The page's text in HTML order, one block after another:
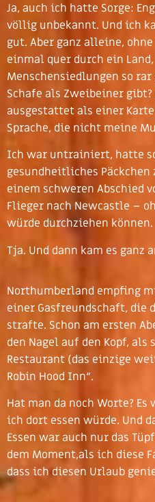
Ja, auch ich hatte Sorge:
völlig unbekannt. Und ich
gut. Aber ganz alleine,
einmal quer durch ein
Menschensiedlungen so
Schafe als Zweibeiner
ausgestattet als einer
Sprache, die nicht meine
Ich war untrainiert, hatte
gesundheitliches
einem schweren Abschied
Flieger nach Newcastle –
würde durchziehen können.
Tja. Und dann kam es ganz
Northumberland empfing
einer Gasfreundschaft, die
strafte. Schon am ersten
den Nagel auf den Kopf,
Restaurant (das einzige
Robin Hood Inn“.
Hat man da noch Worte?
ich dort essen würde. Und
Essen war auch nur das
dem Moment,als ich diese
dass ich diesen Urlaub